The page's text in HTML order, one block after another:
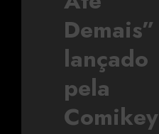
Demais”
lançado
pela
Comikey